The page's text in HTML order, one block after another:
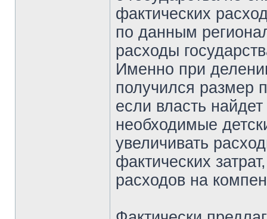
фактических
по данным
расходы
Именно при
получился размер
если власть
необходимые
увеличивать
фактических
расходов на